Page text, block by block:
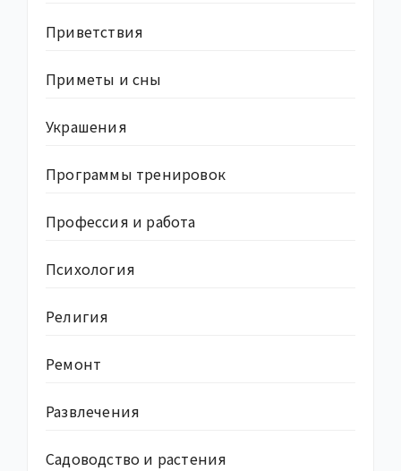
Приветствия
Приметы и сны
Украшения
Программы тренировок
Профессия и работа
Психология
Религия
Ремонт
Развлечения
Садоводство и растения